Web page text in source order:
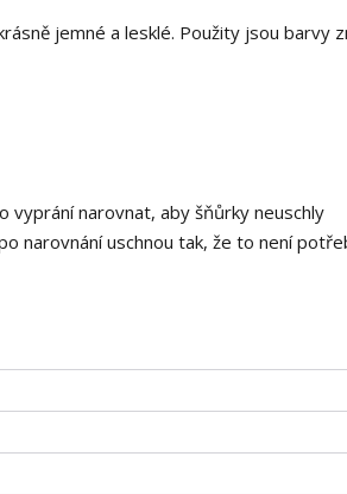
jemné a lesklé. Použity jsou barvy
vyprání narovnat, aby šňůrky neuschly
narovnání uschnou tak, že to není